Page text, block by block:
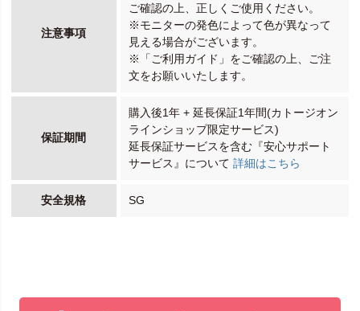
注意事項
ご確認の上、正しくご使用ください。
※モニターの発色によって色が異なって
見える場合がございます。
※「ご利用ガイド」をご確認の上、ご注
文をお願いいたします。
保証期間
購入後1年 + 延長保証1年間(カトージオン
ラインショップ限定サービス)
延長保証サービスを含む『安心サポート
サービス』について 詳細はこちら
安全規格 SG